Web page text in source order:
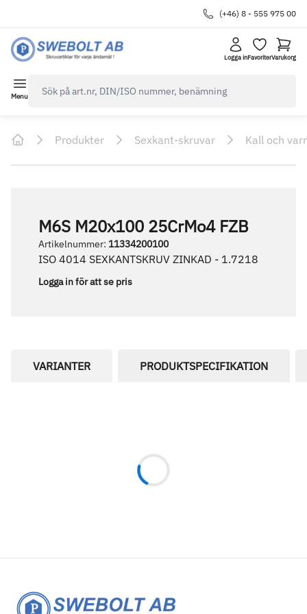
(+46) 8 - 555 975 00
Logga inFavoriterVarukorg
Menu
Produkter Sexkant-skruvar Kall och
M6S M20x100 25CrMo4 FZB
Artikelnummer: 11334200100
ISO 4014 SEXKANTSKRUV ZINKAD - 1.7218
Logga in för att se pris
VARIANTER PRODUKTSPECIFIKATION
Loading...